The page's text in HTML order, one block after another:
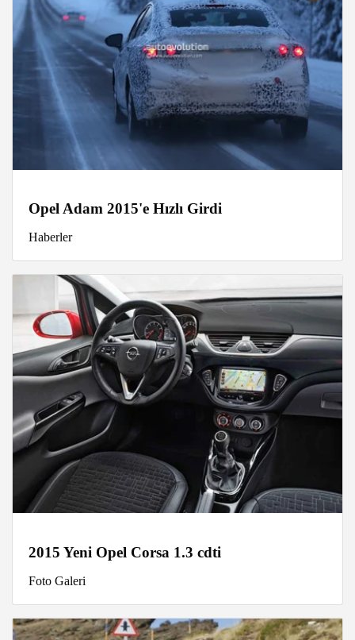
Opel Adam 2015'e Hızlı Girdi
Haberler
2015 Yeni Opel Corsa 1.3 cdti
Foto Galeri